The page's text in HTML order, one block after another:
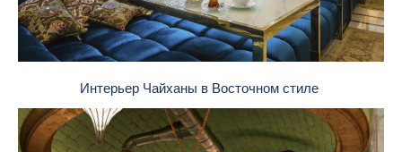
Интерьер Чайханы в Восточном стиле